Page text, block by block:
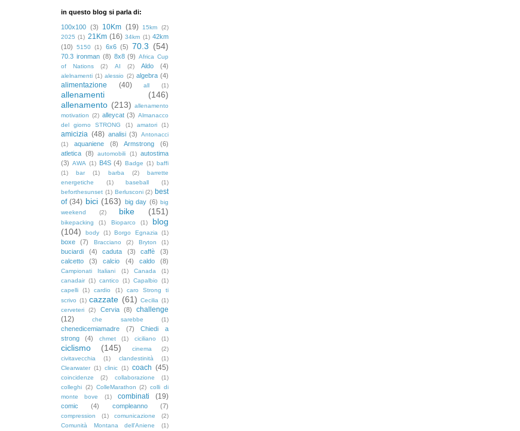
in questo blog si parla di:
100x100 (3) 10Km (19) 15km
(2)
2025 (1) 21Km (16) 34km (1) 42km
(10)
5150 (1) 6x6 (5) 70.3 (54)
70.3 ironman (8) 8x8 (9) Africa Cup
of Nations
(2) AI (2) Aldo (4)
alelnamenti (1) alessio (2) algebra (4)
alimentazione (40) all (1)
allenamenti
(146)
allenamento (213) allenamento
motivation (2) alleycat (3) Almanacco
del giorno STRONG
(1) amatori (1)
amicizia (48) analisi (3)
Antonacci
(1)
aquaniene (8) Armstrong
(6)
atletica (8) automobili (1) autostima
(3) AWA (1) B4S (4) Badge (1) baffi
(1)
bar (1) barba (2)
barrette
energetiche
(1) baseball
(1)
beforthesunset (1) Berlusconi (2) best
of (34) bici (163) big day (6) big
weekend
(2) bike (151)
bikepacking (1) Bioparco (1)
blog
(104)
body (1) Borgo Egnazia (1)
boxe (7) Bracciano (2) Bryton (1)
buciardi (4) caduta (3) caffè
(3)
calcetto
(3) calcio (4) caldo (8)
Campionati Italiani (1) Canada
(1)
canadair (1) cantico (1) Capalbio
(1)
capelli
(1) cardio (1)
caro Strong ti
scrivo (1) cazzate (61) Cecilia (1)
cerveteri
(2) Cervia (8)
challenge
(12)
che sarebbe (1)
chenedicemiamadre (7)
Chiedi a
strong
(4) chmet (1) ciciliano (1)
ciclismo (145) cinema
(2)
civitavecchia
(1) clandestinità
(1)
Clearwater (1) clinic (1) coach (45)
coincidenze (2) collaborazione
(1)
colleghi (2) ColleMarathon (2) colli di
monte bove
(1) combinati (19)
comic (4) compleanno (7)
compression (1) comunicazione
(2)
Comunità Montana dell'Aniene
(1)